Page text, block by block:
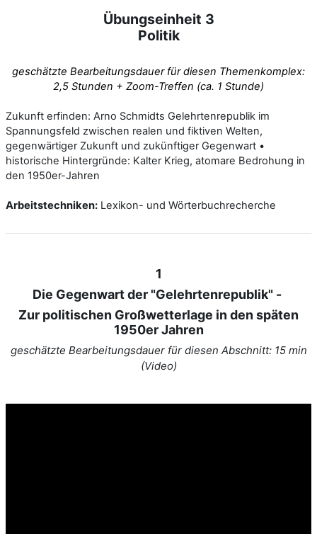
Übungseinheit 3
Politik
geschätzte Bearbeitungsdauer für diesen Themenkomplex:
2,5 Stunden + Zoom-Treffen (ca. 1 Stunde)
Zukunft erfinden: Arno Schmidts Gelehrtenrepublik im
Spannungsfeld zwischen realen und fiktiven Welten,
gegenwärtiger Zukunft und zukünftiger Gegenwart •
historische Hintergründe: Kalter Krieg, atomare Bedrohung in
den 1950er-Jahren
Arbeitstechniken: Lexikon- und Wörterbuchrecherche
1
Die Gegenwart der "Gelehrtenrepublik" -
Zur politischen Großwetterlage in den späten
1950er Jahren
geschätzte Bearbeitungsdauer für diesen Abschnitt: 15 min
(Video)